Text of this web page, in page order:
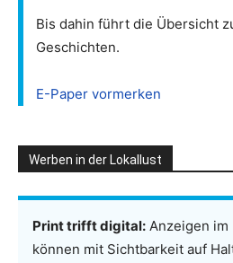
Bis dahin führt die Übersicht
Geschichten.
E-Paper vormerken
Werben in der Lokallust
Print trifft digital: Anzeigen im
können mit Sichtbarkeit auf